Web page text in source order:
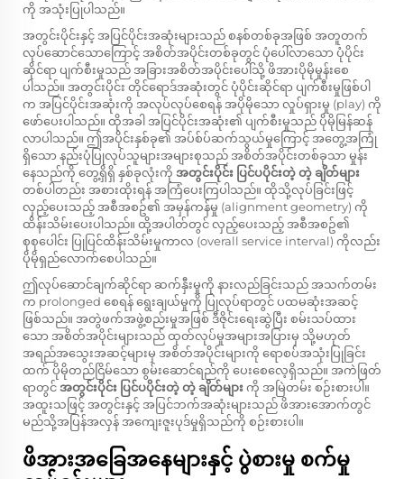
ကို အသုံးပြုပါသည်။
အတွင်းပိုင်းနှင့် အပြင်ပိုင်းအဆုံးများသည် စနစ်တစ်ခုအဖြစ် အတူတက်
လုပ်ဆောင်သောကြောင့် အစိတ်အပိုင်းတစ်ခုတွင် ပုံပေါ်လာသော ပုံပိုင်း
ဆိုင်ရာ ပျက်စီးမှုသည် အခြားအစိတ်အပိုင်းပေါ်သို့ ဖိအားပိုမိုမှုန်းစေ
ပါသည်။ အတွင်းပိုင်း တိုင်ရောဒ်အဆုံးတွင် ပုံပိုင်းဆိုင်ရာ ပျက်စီးမှုဖြစ်ပါ
က အပြင်ပိုင်းအဆုံးကို အလုပ်လုပ်စေရန် အပိုမိုသော လှုပ်ရှားမှု (play) ကို
ဖော်ပေးပါသည်။ ထိုအခါ အပြင်ပိုင်းအဆုံး၏ ပျက်စီးမှုသည် ပိုမိုမြန်ဆန်
လာပါသည်။ ဤအပိုင်းနှစ်ခု၏ အပ်စ်ပ်ဆက်သွယ်မှုကြောင့် အတွေ့အကြုံ
ရှိသော နည်းပုံပြုလုပ်သူများအများစုသည် အစိတ်အပိုင်းတစ်ခုသာ မှုန်း
နေသည်ကို တွေ့ရှိရှိ နှစ်ခုလုံးကို အတွင်းပိုင်း ပြင်ပပိုင်းတဲ့ တဲ့ ချိတ်များ
တစ်ပါတည်း အစားထိုးရန် အကြံပေးကြပါသည်။ ထိုသို့လုပ်ခြင်းဖြင့်
လှည့်ပေးသည့် အစီအစဥ်၏ အမှန်ကန်မှု (alignment geometry) ကို
ထိန်းသိမ်းပေးပါသည်။ ထို့အပါတ်တွင် လှည့်ပေးသည့် အစီအစဥ်၏
စုစုပေါင်း ပြုပြင်ထိန်းသိမ်းမှုကာလ (overall service interval) ကိုလည်း
ပိုမိုရှည်လောက်စေပါသည်။
ဤလုပ်ဆောင်ချက်ဆိုင်ရာ ဆက်နှီးမှုကို နားလည်ခြင်းသည် အသက်တမ်း
က prolonged စေရန် ရွေးချယ်မှုကို ပြုလုပ်ရာတွင် ပထမဆုံးအဆင့်
ဖြစ်သည်။ အတွဲဖက်အဖွဲ့စည်းမှုအဖြစ် ဒီဇိုင်းရေးဆွဲပြီး စမ်းသပ်ထား
သော အစိတ်အပိုင်းများသည် ထုတ်လုပ်မှုအများအပြားမှ သို့မဟုတ်
အရည်အသွေးအဆင့်များမှ အစိတ်အပိုင်းများကို ရောစပ်အသုံးပြုခြင်း
ထက် ပိုမိုတည်ငြိမ်သော စွမ်းဆောင်ရည်ကို ပေးစေလေ့ရှိသည်။ အကဲဖြတ်
ရာတွင် အတွင်းပိုင်း ပြင်ပပိုင်းတဲ့ တဲ့ ချိတ်များ ကို အမြဲတမ်း စဉ်းစားပါ။
အထူးသဖြင့် အတွင်းနှင့် အပြင်ဘက်အဆုံးများသည် ဖိအားအောက်တွင်
မည်သို့အပြန်အလှန် အကျေးဇူးပုဒ်မှုရှိသည်ကို စဉ်းစားပါ။
ဖိအားအခြေအနေများနှင့် ပွဲစားမှု စက်မှု